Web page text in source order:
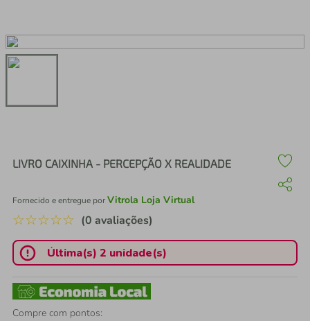
LIVRO CAIXINHA - PERCEPÇÃO X REALIDADE
Fornecido e entregue porVitrola Loja Virtual
☆☆☆☆☆ (0 avaliações)
Última(s) 2 unidade(s)
Compre com pontos:
2º cafeteira